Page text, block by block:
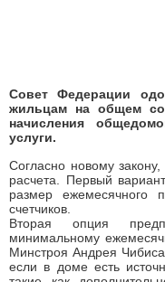
Совет Федерации
жильцам на общем
начисления
услуги.
Согласно новому
расчета. Первый
размер ежемесячного
счетчиков.
Вторая опция
минимальному
Минстроя Андрея
если в доме есть